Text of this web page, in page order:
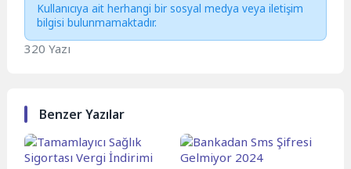
Kullanıcıya ait herhangi bir sosyal medya veya iletişim
bilgisi bulunmamaktadır.
320 Yazı
Benzer Yazılar